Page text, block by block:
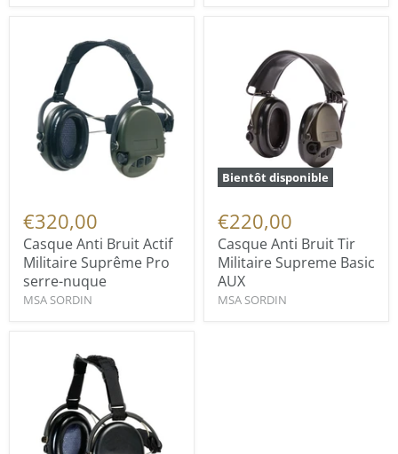
€320,00
Casque Anti Bruit Actif
Militaire Suprême Pro
serre-nuque
MSA SORDIN
Bientôt disponible
€220,00
Casque Anti Bruit Tir
Militaire Supreme Basic
AUX
MSA SORDIN